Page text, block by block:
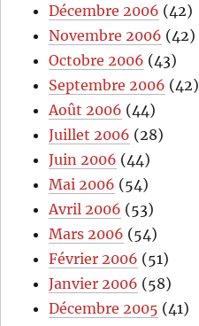
Décembre 2006 (42)
Novembre 2006 (42)
Octobre 2006 (43)
Septembre 2006 (42)
Août 2006 (44)
Juillet 2006 (28)
Juin 2006 (44)
Mai 2006 (54)
Avril 2006 (53)
Mars 2006 (54)
Février 2006 (51)
Janvier 2006 (58)
Décembre 2005 (41)